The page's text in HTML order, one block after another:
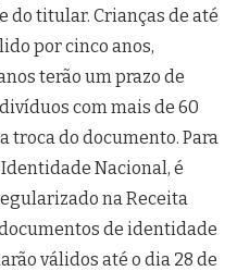
do titular. Crianças de até
por cinco anos,
terão um prazo de
com mais de 60
troca do documento. Para
Nacional, é
na Receita
de identidade
válidos até o dia 28 de